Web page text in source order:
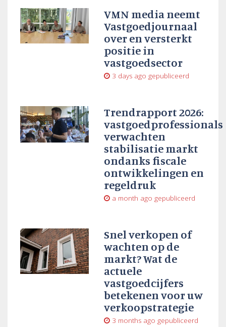
VMN media neemt
Vastgoedjournaal
over en versterkt
positie in
vastgoedsector
3 days ago gepubliceerd
Trendrapport 2026:
vastgoedprofessionals
verwachten
stabilisatie markt
ondanks fiscale
ontwikkelingen en
regeldruk
a month ago gepubliceerd
Snel verkopen of
wachten op de
markt? Wat de
actuele
vastgoedcijfers
betekenen voor uw
verkoopstrategie
3 months ago gepubliceerd